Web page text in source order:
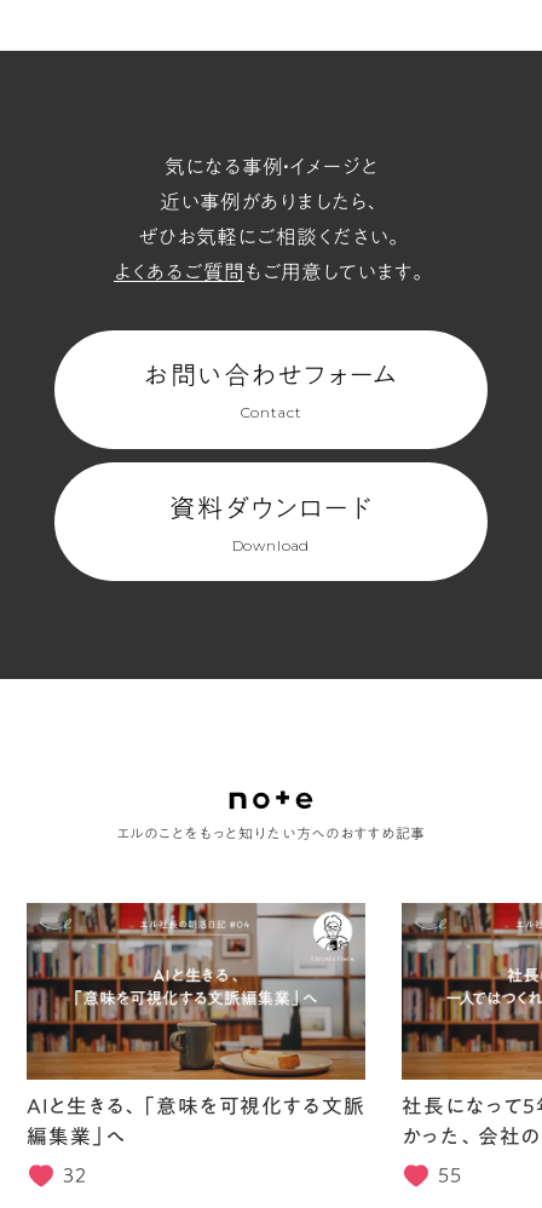
へ
(2
気になる事例・イメージと
近い事例がありましたら、
ぜひお気軽にご相談ください。
よくあるご質問 もご用意しています。
お問い合わせフォーム
Contact
資料ダウンロード
Download
エルのことをもっと知りたい方へのおすすめ記事
AIと生きる、「意味を可視化する文脈
編集業」へ
32
社長になって5
かった、会社
55